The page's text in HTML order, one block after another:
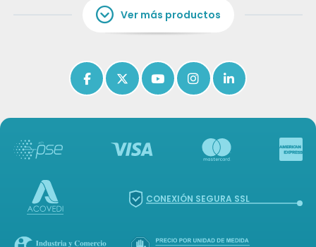
Icon of circle-chevron-down
Ver más productos
Icon of facebook-f
Icon of x-twitter
Icon of youtube
Icon of instagram
Icon of
CONEXIÓN SEGURA SSL